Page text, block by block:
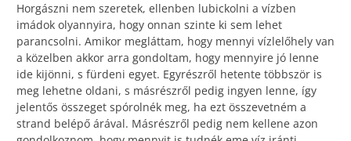
Horgászni nem szeretek, ellenben lubickolni a vízben
imádok olyannyira, hogy onnan szinte ki sem lehet
parancsolni. Amikor megláttam, hogy mennyi vízlelőhely van
a közelben akkor arra gondoltam, hogy mennyire jó lenne
ide kijönni, s fürdeni egyet. Egyrészről hetente többször is
meg lehetne oldani, s másrészről pedig ingyen lenne, így
jelentős összeget spórolnék meg, ha ezt összevetném a
strand belépő árával. Másrészről pedig nem kellene azon